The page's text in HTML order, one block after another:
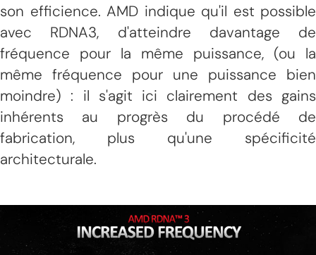
son efficience. AMD indique qu'il est possible
avec RDNA3, d'atteindre davantage de
fréquence pour la même puissance, (ou la
même fréquence pour une puissance bien
moindre) : il s'agit ici clairement des gains
inhérents au progrès du procédé de
fabrication, plus qu'une spécificité
architecturale.